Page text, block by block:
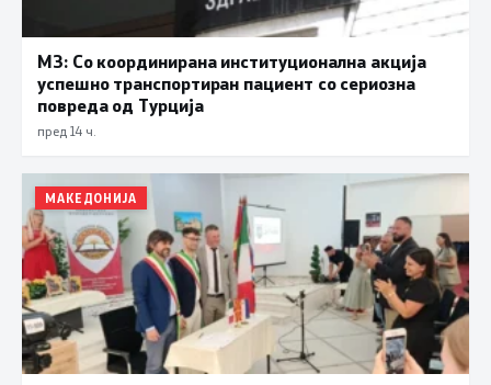
МЗ: Со координирана институционална акција
успешно транспортиран пациент со сериозна
повреда од Турција
пред 14 ч.
МАКЕДОНИЈА